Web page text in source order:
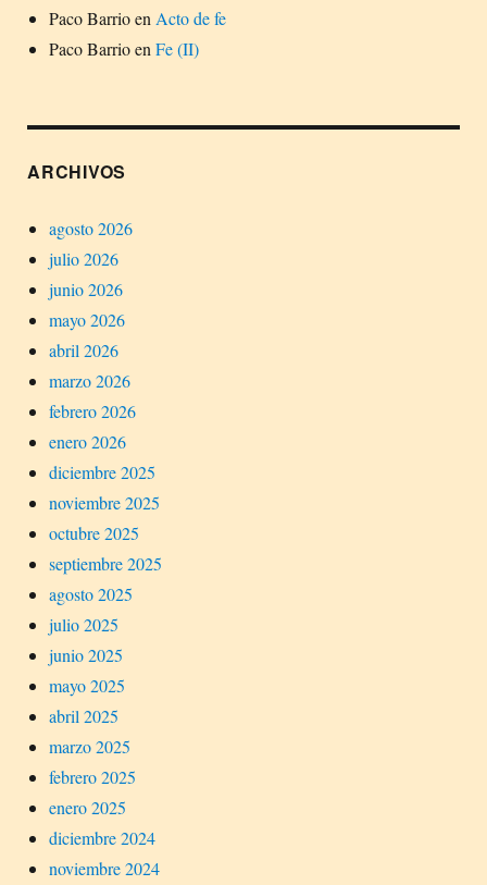
Paco Barrioen Acto de fe
Paco Barrioen Fe (II)
ARCHIVOS
agosto 2026
julio 2026
junio 2026
mayo 2026
abril 2026
marzo 2026
febrero 2026
enero 2026
diciembre 2025
noviembre 2025
octubre 2025
septiembre 2025
agosto 2025
julio 2025
junio 2025
mayo 2025
abril 2025
marzo 2025
febrero 2025
enero 2025
diciembre 2024
noviembre 2024